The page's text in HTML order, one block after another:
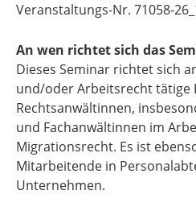
Veranstaltungs-Nr. 71058-
An wen richtet sich das
Dieses Seminar richtet sich
und/oder Arbeitsrecht tätige
Rechtsanwältinnen,
und Fachanwältinnen im
Migrationsrecht. Es ist
Mitarbeitende in
Unternehmen.